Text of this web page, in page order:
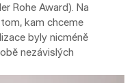
Rohe Award). Na
kam chceme
byly nicméně
nezávislých